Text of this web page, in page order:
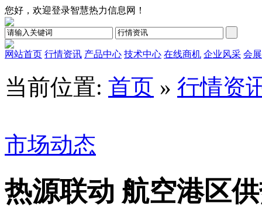
您好，欢迎登录智慧热力信息网！
网站首页 行情资讯 产品中心 技术中心 在线商机 企业风采 会
当前位置: 首页 » 行情资
市场动态
热源联动 航空港区